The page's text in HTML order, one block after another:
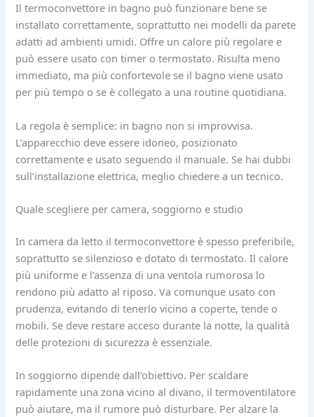
Il termoconvettore in bagno può funzionare bene se
installato correttamente, soprattutto nei modelli da parete
adatti ad ambienti umidi. Offre un calore più regolare e
può essere usato con timer o termostato. Risulta meno
immediato, ma più confortevole se il bagno viene usato
per più tempo o se è collegato a una routine quotidiana.
La regola è semplice: in bagno non si improvvisa.
L’apparecchio deve essere idoneo, posizionato
correttamente e usato seguendo il manuale. Se hai dubbi
sull’installazione elettrica, meglio chiedere a un tecnico.
Quale scegliere per camera, soggiorno e studio
In camera da letto il termoconvettore è spesso preferibile,
soprattutto se silenzioso e dotato di termostato. Il calore
più uniforme e l’assenza di una ventola rumorosa lo
rendono più adatto al riposo. Va comunque usato con
prudenza, evitando di tenerlo vicino a coperte, tende o
mobili. Se deve restare acceso durante la notte, la qualità
delle protezioni di sicurezza è essenziale.
In soggiorno dipende dall’obiettivo. Per scaldare
rapidamente una zona vicino al divano, il termoventilatore
può aiutare, ma il rumore può disturbare. Per alzare la